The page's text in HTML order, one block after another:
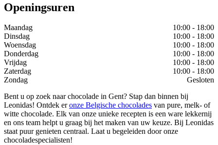
Openingsuren
Maandag
10:00 - 18:00
Dinsdag
10:00 - 18:00
Woensdag
10:00 - 18:00
Donderdag
10:00 - 18:00
Vrijdag
10:00 - 18:00
Zaterdag
10:00 - 18:00
Zondag
Gesloten
Bent u op zoek naar chocolade in Gent? Stap dan binnen bij
Leonidas! Ontdek eronze Belgische chocolades van pure, melk- of
witte chocolade. Elk van onze unieke recepten is een ware lekkernij
en ons team helpt u graag bij het maken van uw keuze. Bij Leonidas
staat puur genieten centraal. Laat u begeleiden door onze
chocoladespecialisten!